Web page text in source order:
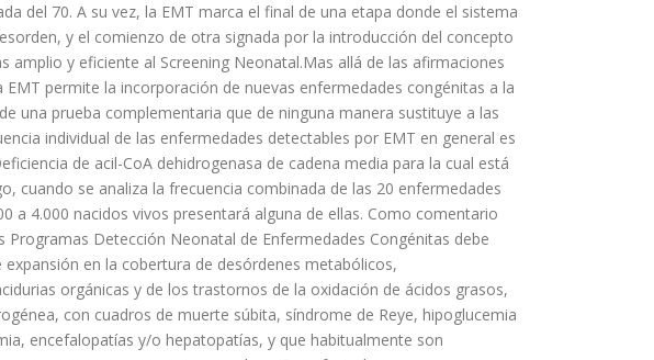
del 70. A su vez, la EMT marca el final de una etapa donde el sistema
y el comienzo de otra signada por la introducción del concepto
amplio y eficiente al Screening Neonatal.Mas allá de las afirmaciones
permite la incorporación de nuevas enfermedades congénitas a la
una prueba complementaria que de ninguna manera sustituye a las
individual de las enfermedades detectables por EMT en general es
de acil-CoA dehidrogenasa de cadena media para la cual está
cuando se analiza la frecuencia combinada de las 20 enfermedades
a 4.000 nacidos vivos presentará alguna de ellas. Como comentario
Detección Neonatal de Enfermedades Congénitas debe
en la cobertura de desórdenes metabólicos,
orgánicas y de los trastornos de la oxidación de ácidos grasos,
con cuadros de muerte súbita, síndrome de Reye, hipoglucemia
encefalopatías y/o hepatopatías, y que habitualmente son